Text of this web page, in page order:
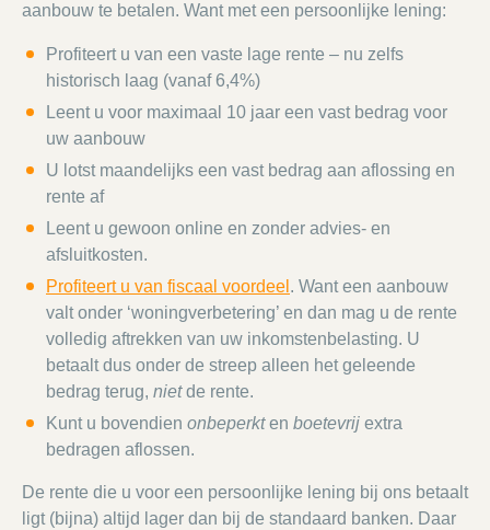
aanbouw te betalen. Want met een persoonlijke lening:
Profiteert u van een vaste lage rente – nu zelfs
historisch laag (vanaf 6,4%)
Leent u voor maximaal 10 jaar een vast bedrag voor
uw aanbouw
U lotst maandelijks een vast bedrag aan aflossing en
rente af
Leent u gewoon online en zonder advies- en
afsluitkosten.
Profiteert u van fiscaal voordeel . Want een aanbouw
valt onder ‘woningverbetering’ en dan mag u de rente
volledig aftrekken van uw inkomstenbelasting. U
betaalt dus onder de streep alleen het geleende
bedrag terug, nietde rente.
Kunt u bovendien onbeperkten boetevrij extra
bedragen aflossen.
De rente die u voor een persoonlijke lening bij ons betaalt
ligt (bijna) altijd lager dan bij de standaard banken. Daar